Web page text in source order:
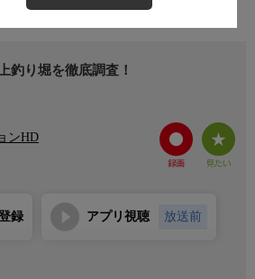
釣り堀を徹底調査！
ンHD
録 アプリ視聴 放送前